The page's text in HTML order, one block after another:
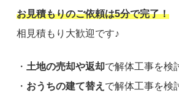
お見積もりのご依頼は5分で完了！
相見積もり大歓迎です♪
・ 土地の売却や返却で解体工事を検
・ おうちの建て替え で解体工事を検